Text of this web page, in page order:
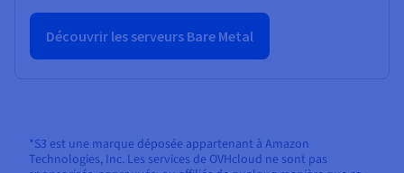
Découvrir les serveurs Bare Metal
*S3 est une marque déposée appartenant à Amazon
Technologies, Inc. Les services de OVHcloud ne sont pas